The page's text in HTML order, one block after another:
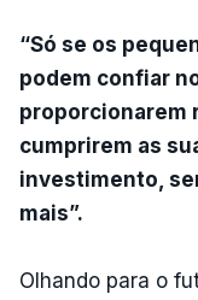
“Só se os
podem confiar
proporcionarem
cumprirem as
investimento,
mais”.
Olhando para o